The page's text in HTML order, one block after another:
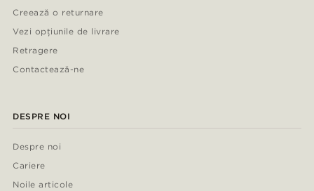
Creează o returnare
Vezi opțiunile de livrare
Retragere
Contactează-ne
DESPRE NOI
Despre noi
Cariere
Noile articole